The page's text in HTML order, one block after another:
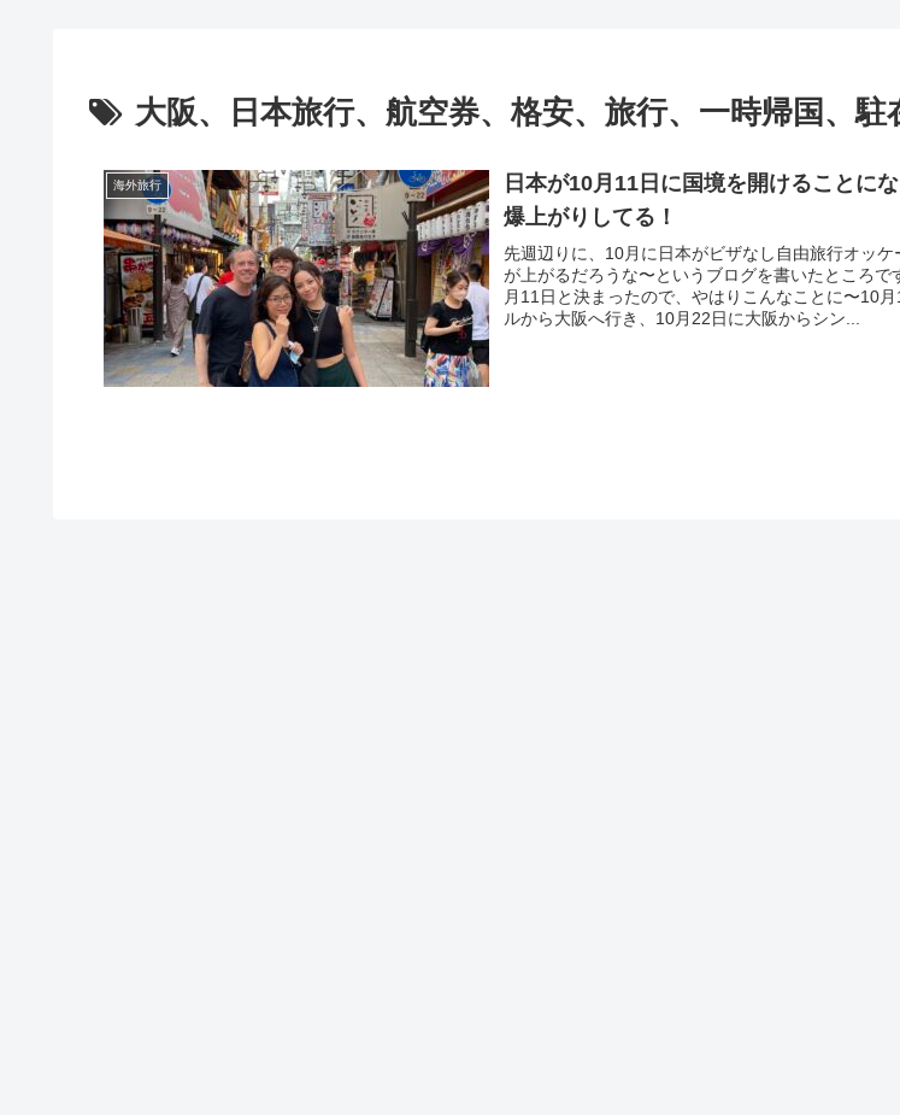
大阪、日本旅行、航空券、格安、旅行、一時帰国、駐
海外旅行
日本が10月11日に国境を開けることに
爆上がりしてる！
先週辺りに、10月に日本がビザなし自由旅行オッケ
が上がるだろうな〜というブログを書いたところで
月11日と決まったので、やはりこんなことに〜10
ルから大阪へ行き、10月22日に大阪からシン...